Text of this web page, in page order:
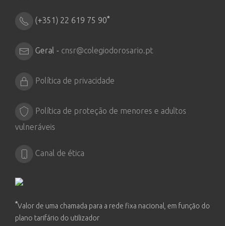
(+351) 22 619 75 90*
Geral - cnsr@colegiodorosario.pt
Política de privacidade
Política de proteção de menores e adultos
vulneráveis
Canal de ética
*Valor de uma chamada para a rede fixa nacional, em função do
plano tarifário do utilizador